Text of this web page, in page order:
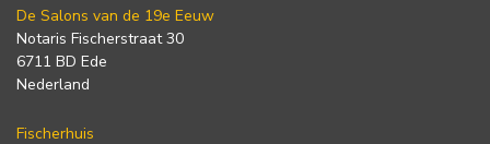
De Salons van de 19e Eeuw
Notaris Fischerstraat 30
6711 BD Ede
Nederland
Fischerhuis